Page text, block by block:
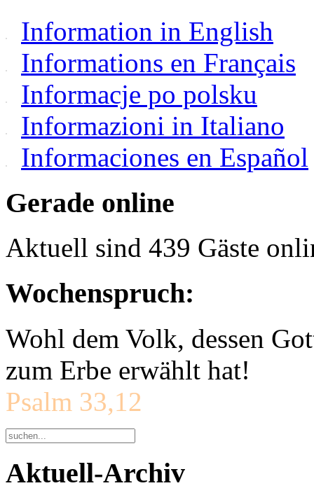
Information in English
Informations en Français
Informacje po polsku
Informazioni in Italiano
Informaciones en Español
Gerade online
Aktuell sind 439 Gäste
Wochenspruch:
Wohl dem Volk, dessen
zum Erbe erwählt hat!
Psalm 33,12
Aktuell-Archiv